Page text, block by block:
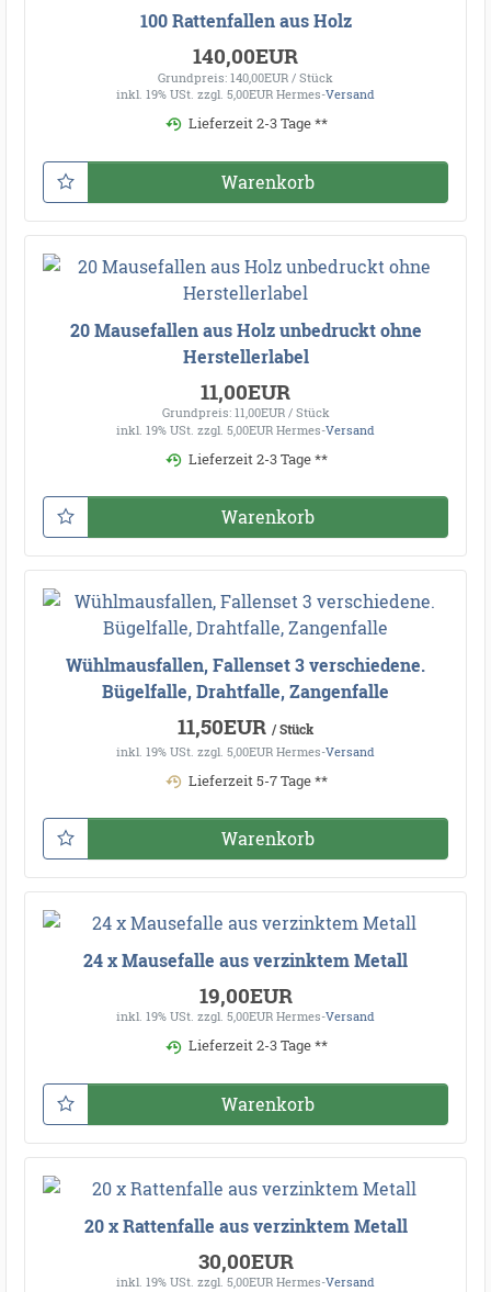
100 Rattenfallen aus Holz
140,00EUR
Grundpreis: 140,00EUR / Stück
inkl. 19% USt. zzgl. 5,00EUR Hermes-Versand
Lieferzeit 2-3 Tage **
Warenkorb
20 Mausefallen aus Holz unbedruckt ohne
Herstellerlabel
11,00EUR
Grundpreis: 11,00EUR / Stück
inkl. 19% USt. zzgl. 5,00EUR Hermes-Versand
Lieferzeit 2-3 Tage **
Warenkorb
Wühlmausfallen, Fallenset 3 verschiedene.
Bügelfalle, Drahtfalle, Zangenfalle
11,50EUR / Stück
inkl. 19% USt. zzgl. 5,00EUR Hermes-Versand
Lieferzeit 5-7 Tage **
Warenkorb
24 x Mausefalle aus verzinktem Metall
19,00EUR
inkl. 19% USt. zzgl. 5,00EUR Hermes-Versand
Lieferzeit 2-3 Tage **
Warenkorb
20 x Rattenfalle aus verzinktem Metall
30,00EUR
inkl. 19% USt. zzgl. 5,00EUR Hermes-Versand